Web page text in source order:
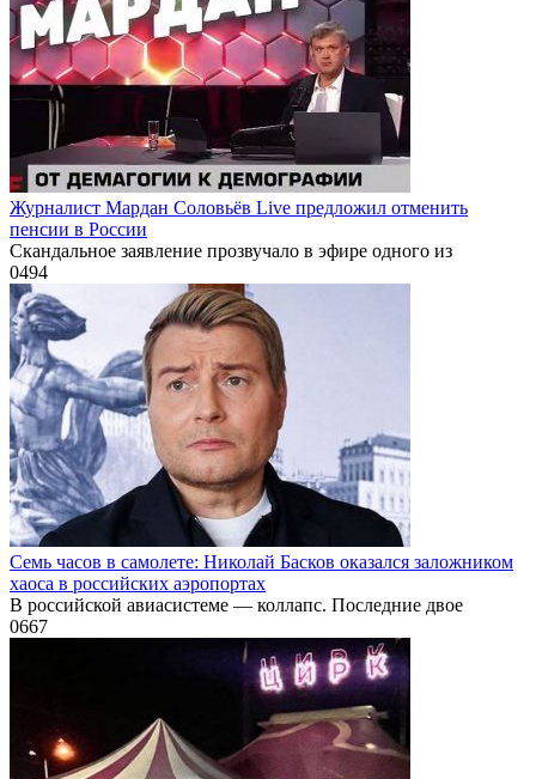
Журналист Мардан Соловьёв Live предложил отменить
пенсии в России
Скандальное заявление прозвучало в эфире одного из
0494
Семь часов в самолете: Николай Басков оказался заложником
хаоса в российских аэропортах
В российской авиасистеме — коллапс. Последние двое
0667